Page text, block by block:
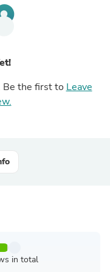
Be the first to Leave
in total